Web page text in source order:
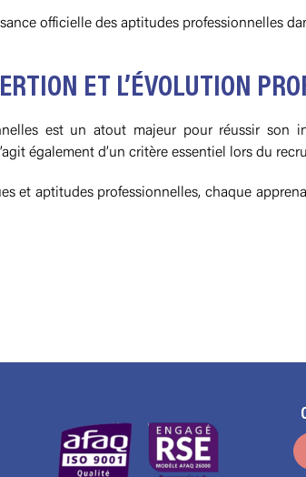
officielle des aptitudes professionnelles
ET L’ÉVOLUTION
est un atout majeur pour réussir
également d’un critère essentiel lors du
et aptitudes professionnelles, chaque